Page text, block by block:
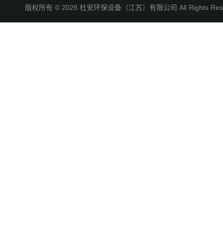
版权所有 © 2026 杜安环保设备（江苏）有限公司 All Rights